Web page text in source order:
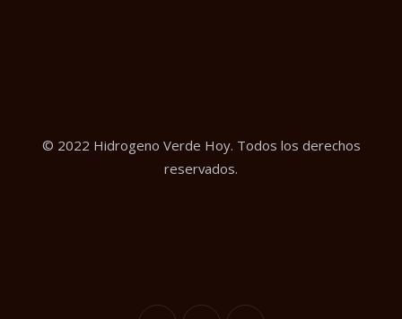
© 2022 Hidrogeno Verde Hoy. Todos los derechos
reservados.